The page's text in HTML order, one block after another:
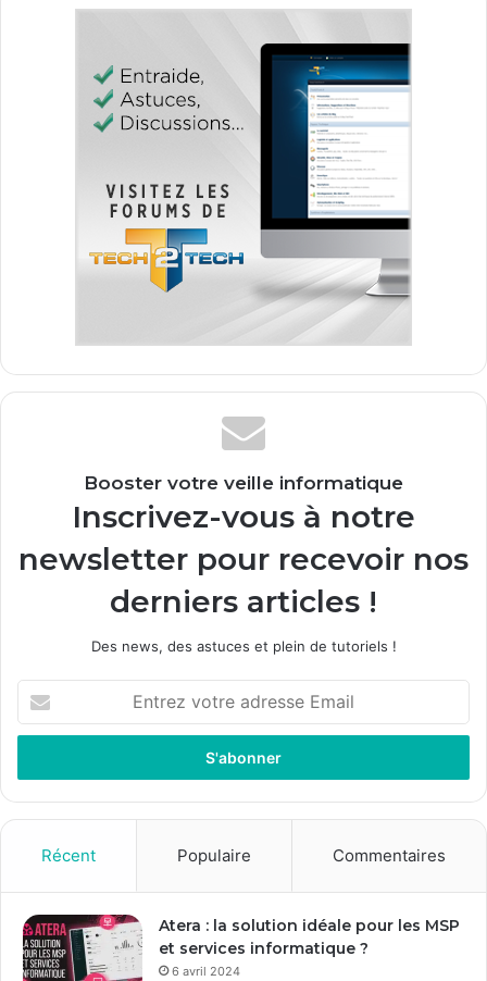
Booster votre veille informatique
Inscrivez-vous à notre
newsletter pour recevoir nos
derniers articles !
Des news, des astuces et plein de tutoriels !
t
e
z
r
e
a
d
Récent Populaire Commentaires
Atera : la solution idéale pour les MSP
et services informatique ?
6 avril 2024